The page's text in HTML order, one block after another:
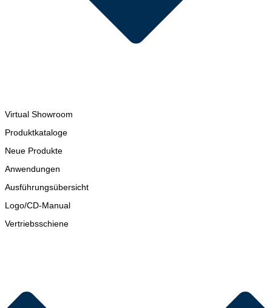
Virtual Showroom
Produktkataloge
Neue Produkte
Anwendungen
Ausführungsübersicht
Logo/CD-Manual
Vertriebsschiene